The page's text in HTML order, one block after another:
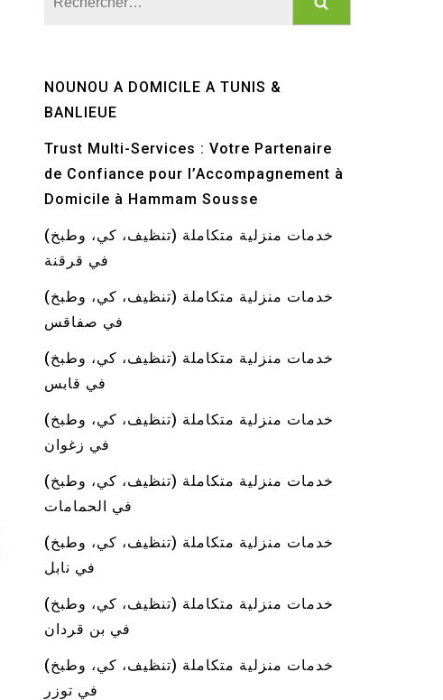
NOUNOU A DOMICILE A TUNIS &
BANLIEUE
Trust Multi-Services : Votre Partenaire
de Confiance pour l’Accompagnement à
Domicile à Hammam Sousse
خدمات منزلية متكاملة (تنظيف، كي، وطبخ)
في قرقنة
خدمات منزلية متكاملة (تنظيف، كي، وطبخ)
في صفاقس
خدمات منزلية متكاملة (تنظيف، كي، وطبخ)
في قابس
خدمات منزلية متكاملة (تنظيف، كي، وطبخ)
في زغوان
خدمات منزلية متكاملة (تنظيف، كي، وطبخ)
في الحمامات
خدمات منزلية متكاملة (تنظيف، كي، وطبخ)
في نابل
خدمات منزلية متكاملة (تنظيف، كي، وطبخ)
في بن قردان
خدمات منزلية متكاملة (تنظيف، كي، وطبخ)
في توزر